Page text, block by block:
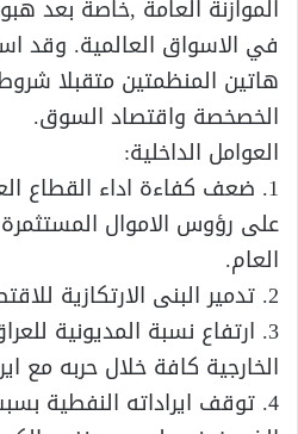
الموازنة العامة ,خاصة بعد
في الاسواق العالمية. وقد
هاتين المنظمتين متقبلا
الخصخصة واقتصاد السوق.
العوامل الداخلية:
1. ضعف كفاءة اداء القطاع
على رؤوس الاموال
العام.
2. تدمير البنى الارتكازية للاقتصاد العراقي.
3. ارتفاع نسبة المديونية
الخارجية كافة خلال حربه مع
4. توقف ايراداته النفطية